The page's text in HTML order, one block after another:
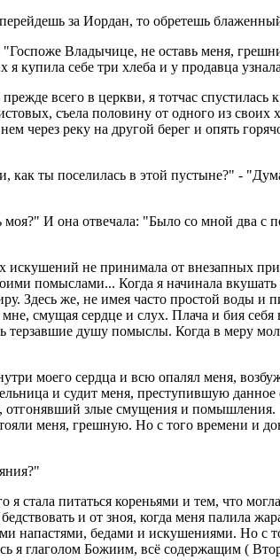
за Иордан, то обретешь
"Госпоже Владычице, не оставь меня,
купила себе три хлеба и у продавца
всего в церкви, я тотчас
съела половину от одного из своих
через реку на другой берег и опять
ты поселилась в этой пустыне?" -
И она отвечала: "Было со мной два с
не принимала от внезапных
помыслами... Когда я начинала
Здесь же, не имея часто простой воды и
смущая сердце и слух. Плача и бия себя
душу помыслы. Когда в меру
моего сердца и всю опалял меня,
и судит меня, преступившую
отгонявший злые смущения и помышления.
меня, грешную. Но с того времени и
стала питаться кореньями и тем, что
и от зноя, когда меня палила
напастями, бедами и искушениями. Но
глаголом Божиим, всё содержащим (